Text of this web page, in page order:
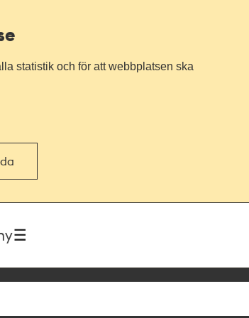
statistik och för att webbplatsen ska